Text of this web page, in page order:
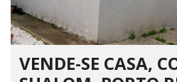
VENDE-SE CASA,